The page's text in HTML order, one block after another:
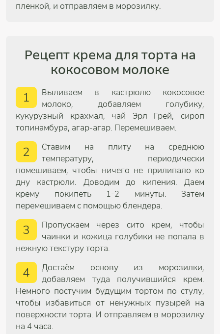
пленкой, и отправляем в морозилку.
Рецепт крема для торта на
кокосовом молоке
1
Выливаем в кастрюлю кокосовое
молоко, добавляем голубику,
кукурузный крахмал, чай Эрл Грей, сироп
топинамбура, агар-агар. Перемешиваем.
2
Ставим на плиту на среднюю
температуру, периодически
помешиваем, чтобы ничего не прилипало ко
дну кастрюли. Доводим до кипения. Даем
крему покипеть 1-2 минуты. Затем
перемешиваем с помощью блендера.
3
Пропускаем через сито крем, чтобы
чаинки и кожица голубики не попала в
нежную текстуру торта.
4
Достаём основу из морозилки,
добавляем туда получившийся крем.
Немного постучим будущим тортом по стулу,
чтобы избавиться от ненужных пузырей на
поверхности торта. И отправляем в морозилку
на 4 часа.